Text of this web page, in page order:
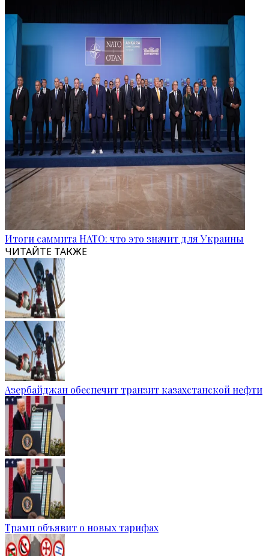
Итоги саммита НАТО: что это значит для Украины
ЧИТАЙТЕ ТАКЖЕ
Азербайджан обеспечит транзит казахстанской нефти
Трамп объявит о новых тарифах